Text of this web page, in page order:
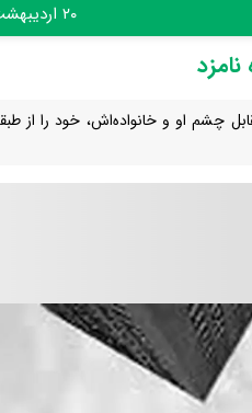
۲۰ اردیبهشت ۱۴۰۵ ۱۳:۱۳
چشم او و خانواده‌اش، خود را از